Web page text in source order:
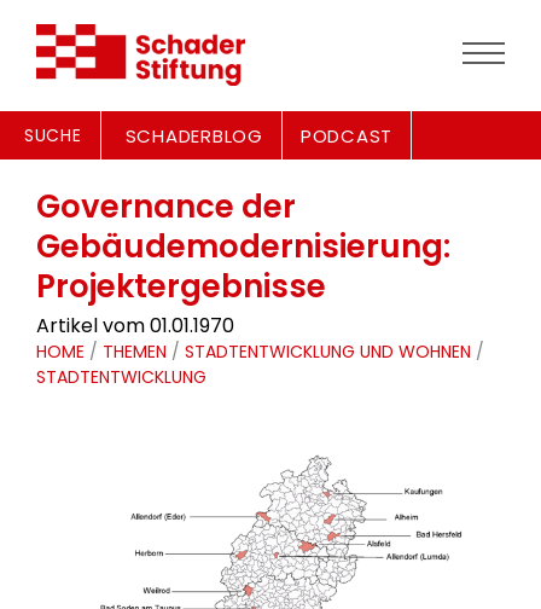
SUCHE SCHADERBLOG PODCAST
Governance der
Gebäudemodernisierung:
Projektergebnisse
Artikel vom 01.01.1970
HOME / THEMEN / STADTENTWICKLUNG UND WOHNEN /
STADTENTWICKLUNG